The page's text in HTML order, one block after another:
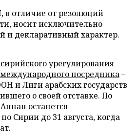
в отличие от резолюций
носит исключительно
и декларативный характер.
урегулирования
международного посредника–
и Лиги арабских государств
о своей отставке. По
останется
Сирии до 31 августа, когда